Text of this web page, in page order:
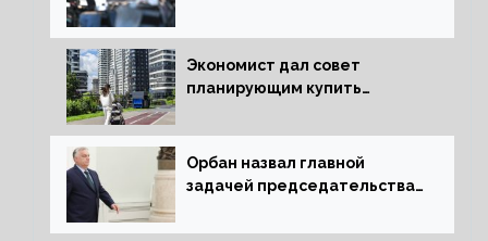
экономики
Экономист дал совет
планирующим купить
Орбан назвал главной
задачей председательства
за мир